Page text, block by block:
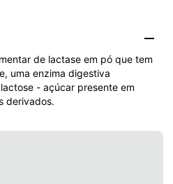
de lactase em pó que tem
uma enzima digestiva
- açúcar presente em
derivados.